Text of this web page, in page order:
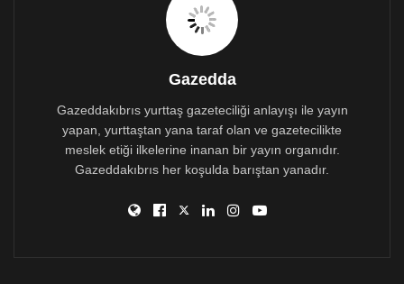
Gazedda
Gazeddakıbrıs yurttaş gazeteciliği anlayışı ile yayın
yapan, yurttaştan yana taraf olan ve gazetecilikte
meslek etiği ilkelerine inanan bir yayın organıdır.
Gazeddakıbrıs her koşulda barıştan yanadır.